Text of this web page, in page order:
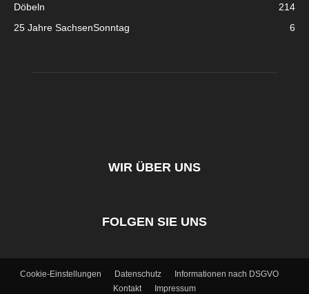
Döbeln
214
25 Jahre SachsenSonntag
6
WIR ÜBER UNS
FOLGEN SIE UNS
Cookie-Einstellungen Datenschutz
Informationen nach DSGVO
Kontakt
Impressum